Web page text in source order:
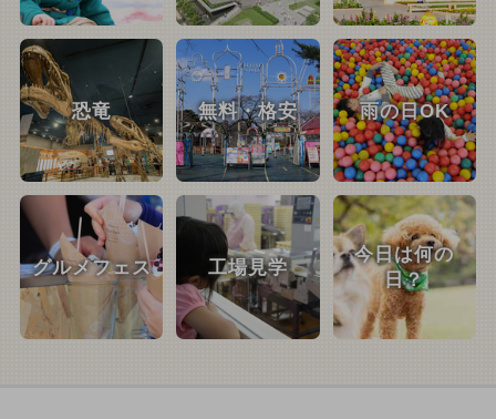
恐竜 無料・格安 雨の日OK
グルメフェス 工場見学
今日は何の
日？